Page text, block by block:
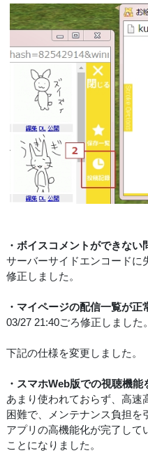
・ボイスコメントができない
サーバーサイドエンコードに
修正しました。
・マイページの配信一覧が
03/27 21:40ごろ修正しました。
下記の仕様を変更しました。
・スマホWeb版での視聴機能
あまり使われておらず、高速
困難で、メンテナンス負担を
アプリの高機能化が完了して
ことになりました。